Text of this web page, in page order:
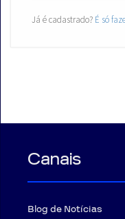
Já é cadastrado? É só
Canais
Blog de Notícias